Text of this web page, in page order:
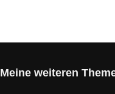
Meine weiteren